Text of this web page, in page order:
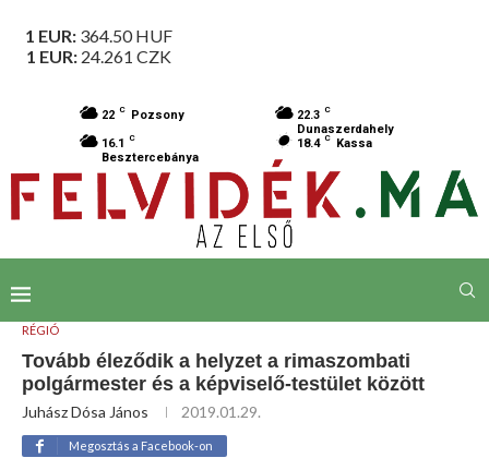
1 EUR: 364.50HUF
1 EUR: 24.261 CZK
22 C Pozsony 22.3 C
Dunaszerdahely
16.1 C
Besztercebánya
18.4 C Kassa
RÉGIÓ
Tovább éleződik a helyzet a rimaszombati
polgármester és a képviselő-testület között
Juhász Dósa János 2019.01.29.
Megosztás a Facebook-on